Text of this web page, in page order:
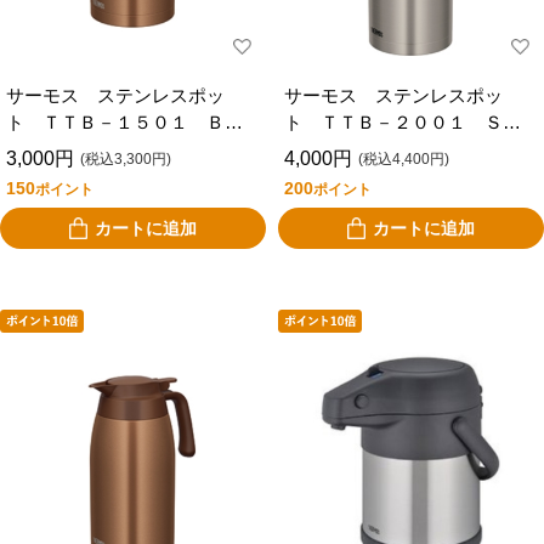
サーモス ステンレスポッ
ト ＴＴＢ－１５０１ ＢＷ
Ｇ
3,000円 (税込3,300円)
150ポイント
カートに追加
サーモス ステンレスポッ
ト ＴＴＢ－２００１ ＳＭ
Ｔ
4,000円 (税込4,400円)
200ポイント
カートに追加